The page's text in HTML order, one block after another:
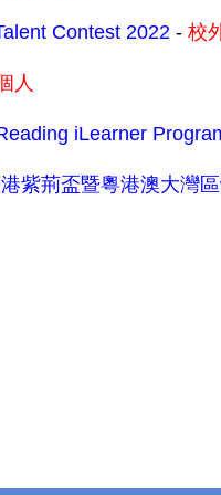
Contest 2022 - 校
人
iLearner
紫荊盃暨粵港澳大灣